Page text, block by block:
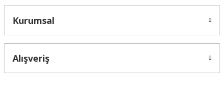
Kurumsal
Alışveriş